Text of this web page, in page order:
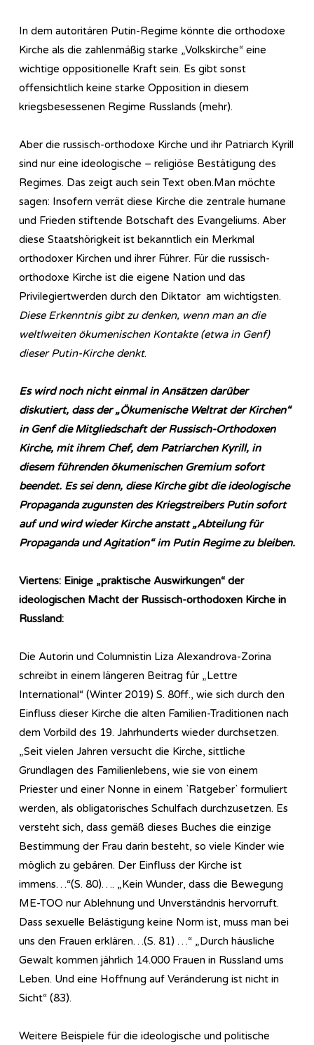
In dem autoritären Putin-Regime könnte die orthodoxe
Kirche als die zahlenmäßig starke „Volkskirche“ eine
wichtige oppositionelle Kraft sein. Es gibt sonst
offensichtlich keine starke Opposition in diesem
kriegsbesessenen Regime Russlands (mehr).
Aber die russisch-orthodoxe Kirche und ihr Patriarch Kyrill
sind nur eine ideologische – religiöse Bestätigung des
Regimes. Das zeigt auch sein Text oben.Man möchte
sagen: Insofern verrät diese Kirche die zentrale humane
und Frieden stiftende Botschaft des Evangeliums. Aber
diese Staatshörigkeit ist bekanntlich ein Merkmal
orthodoxer Kirchen und ihrer Führer. Für die russisch-
orthodoxe Kirche ist die eigene Nation und das
Privilegiertwerden durch den Diktator am wichtigsten.
Diese Erkenntnis gibt zu denken, wenn man an die
weltlweiten ökumenischen Kontakte (etwa in Genf)
dieser Putin-Kirche denkt.
Es wird noch nicht einmal in Ansätzen darüber
diskutiert, dass der „Ökumenische Weltrat der Kirchen“
in Genf die Mitgliedschaft der Russisch-Orthodoxen
Kirche, mit ihrem Chef, dem Patriarchen Kyrill, in
diesem führenden ökumenischen Gremium sofort
beendet. Es sei denn, diese Kirche gibt die ideologische
Propaganda zugunsten des Kriegstreibers Putin sofort
auf und wird wieder Kirche anstatt „Abteilung für
Propaganda und Agitation“ im Putin Regime zu bleiben.
Viertens: Einige „praktische Auswirkungen“ der
ideologischen Macht der Russisch-orthodoxen Kirche in
Russland:
Die Autorin und Columnistin Liza Alexandrova-Zorina
schreibt in einem längeren Beitrag für „Lettre
International“ (Winter 2019) S. 80ff., wie sich durch den
Einfluss dieser Kirche die alten Familien-Traditionen nach
dem Vorbild des 19. Jahrhunderts wieder durchsetzen.
„Seit vielen Jahren versucht die Kirche, sittliche
Grundlagen des Familienlebens, wie sie von einem
Priester und einer Nonne in einem `Ratgeber` formuliert
werden, als obligatorisches Schulfach durchzusetzen. Es
versteht sich, dass gemäß dieses Buches die einzige
Bestimmung der Frau darin besteht, so viele Kinder wie
möglich zu gebären. Der Einfluss der Kirche ist
immens…“(S. 80)…. „Kein Wunder, dass die Bewegung
ME-TOO nur Ablehnung und Unverständnis hervorruft.
Dass sexuelle Belästigung keine Norm ist, muss man bei
uns den Frauen erklären…(S. 81) …“ „Durch häusliche
Gewalt kommen jährlich 14.000 Frauen in Russland ums
Leben. Und eine Hoffnung auf Veränderung ist nicht in
Sicht“ (83).
Weitere Beispiele für die ideologische und politische